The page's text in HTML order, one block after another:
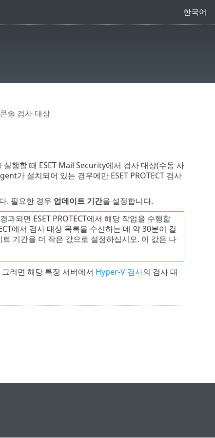
한국어
솔 검사 대상
실행할 때 ESET Mail Security에서 검사 대상(수동 사
가 설치되어 있는 경우에만 ESET PROTECT 검사
. 필요한 경우 업데이트 기간을 설정합니다.
과되면 ESET PROTECT에서 해당 작업을 수행할
에서 검사 대상 목록을 수신하는 데 약 30분이 걸
기간을 더 작은 값으로 설정하십시오. 이 값은 나
러면 해당 특정 서버에서 Hyper-V 검사의 검사 대